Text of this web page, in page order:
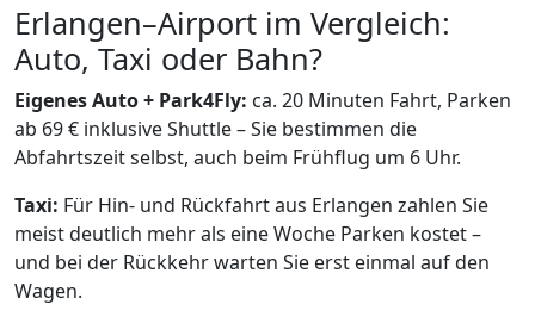
Erlangen–Airport im Vergleich:
Auto, Taxi oder Bahn?
Eigenes Auto + Park4Fly: ca. 20 Minuten Fahrt, Parken
ab 69 € inklusive Shuttle – Sie bestimmen die
Abfahrtszeit selbst, auch beim Frühflug um 6 Uhr.
Taxi: Für Hin- und Rückfahrt aus Erlangen zahlen Sie
meist deutlich mehr als eine Woche Parken kostet –
und bei der Rückkehr warten Sie erst einmal auf den
Wagen.